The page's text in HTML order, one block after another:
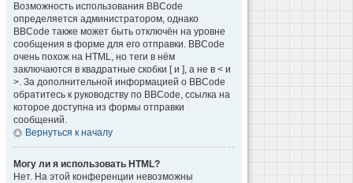
Возможность использования BBCode
определяется администратором, однако
BBCode также может быть отключён на уровне
сообщения в форме для его отправки. BBCode
очень похож на HTML, но теги в нём
заключаются в квадратные скобки [ и ], а не в < и
>. За дополнительной информацией о BBCode
обратитесь к руководству по BBCode, ссылка на
которое доступна из формы отправки
сообщений.
Вернуться к началу
Могу ли я использовать HTML?
Нет. На этой конференции невозможны